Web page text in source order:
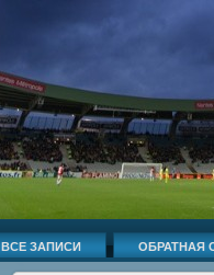
ВСЕ ЗАПИСИ ОБРАТНАЯ